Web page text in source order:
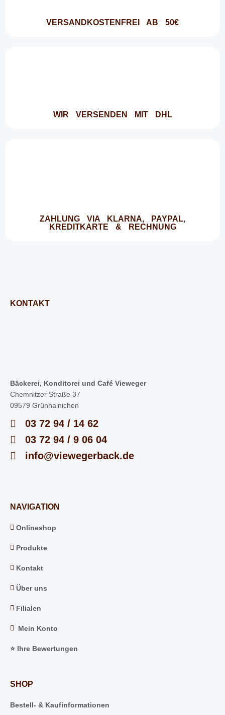
VERSANDKOSTENFREI AB 50€
WIR VERSENDEN MIT DHL
ZAHLUNG VIA KLARNA, PAYPAL,
KREDITKARTE & RECHNUNG
KONTAKT
Bäckerei, Konditorei und Café Vieweger
Chemnitzer Straße 37
09579 Grünhainichen
03 72 94 / 14 62
03 72 94 / 9 06 04
info@viewegerback.de
NAVIGATION
Onlineshop
Produkte
Kontakt
Über uns
Filialen
Mein Konto
⭐️ Ihre Bewertungen
SHOP
Bestell- & Kaufinformationen